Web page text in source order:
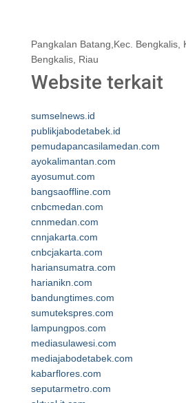
Pangkalan Batang,Kec. Bengkalis,
Bengkalis, Riau
Website terkait
sumselnews.id
publikjabodetabek.id
pemudapancasilamedan.com
ayokalimantan.com
ayosumut.com
bangsaoffline.com
cnbcmedan.com
cnnmedan.com
cnnjakarta.com
cnbcjakarta.com
hariansumatra.com
harianikn.com
bandungtimes.com
sumutekspres.com
lampungpos.com
mediasulawesi.com
mediajabodetabek.com
kabarflores.com
seputarmetro.com